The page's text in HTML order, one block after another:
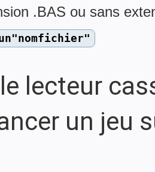
.BAS ou sans
lecteur
un jeu